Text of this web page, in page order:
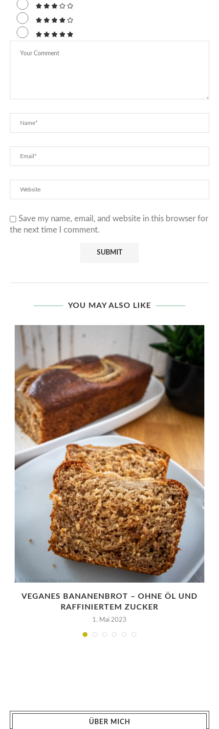
Save my name, email, and website in this browser for
the next time I comment.
YOU MAY ALSO LIKE
VEGANES BANANENBROT – OHNE ÖL UND
RAFFINIERTEM ZUCKER
1. Mai 2023
ÜBER MICH